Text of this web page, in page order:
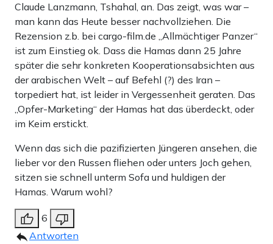
Claude Lanzmann, Tshahal, an. Das zeigt, was war –
man kann das Heute besser nachvollziehen. Die
Rezension z.b. bei cargo-film.de „Allmächtiger Panzer“
ist zum Einstieg ok. Dass die Hamas dann 25 Jahre
später die sehr konkreten Kooperationsabsichten aus
der arabischen Welt – auf Befehl (?) des Iran –
torpediert hat, ist leider in Vergessenheit geraten. Das
„Opfer-Marketing“ der Hamas hat das überdeckt, oder
im Keim erstickt.
Wenn das sich die pazifizierten Jüngeren ansehen, die
lieber vor den Russen fliehen oder unters Joch gehen,
sitzen sie schnell unterm Sofa und huldigen der
Hamas. Warum wohl?
6
Antworten